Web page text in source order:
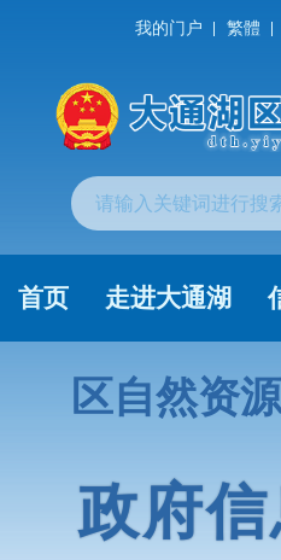
我的门户 繁體
首页 走进大通湖
区自然资
政府